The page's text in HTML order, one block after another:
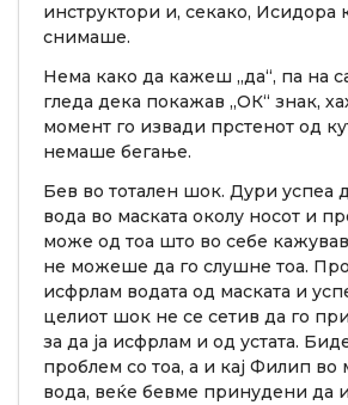
инструктори и, секако, Исидора
снимаше.
Нема како да кажеш „да“, па на
гледа дека покажав „ОК“ знак,
момент го извади прстенот од
немаше бегање.
Бев во тотален шок. Дури успеа
вода во маската околу носот и
може од тоа што во себе
не можеше да го слушне тоа.
исфрлам водата од маската и
целиот шок не се сетив да го
за да ја исфрлам и од устата.
проблем со тоа, а и кај Филип во
вода, веќе бевме принудени да